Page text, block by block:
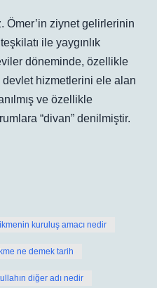
Ömer’in ziynet gelirlerinin
ile yaygınlık
döneminde, özellikle
hizmetlerini ele alan
ve özellikle
“divan” denilmiştir.
kuruluş amacı nedir
ne demek tarih
diğer adı nedir